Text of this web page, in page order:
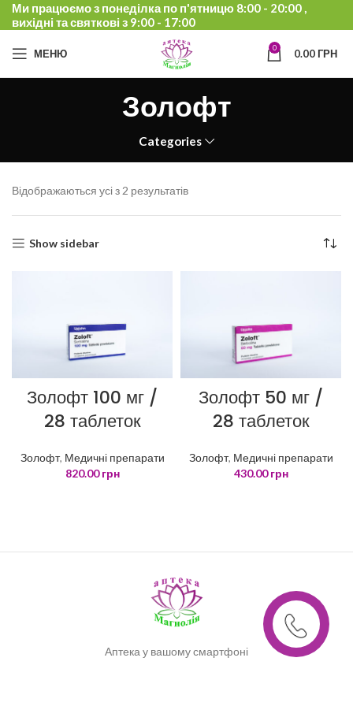
Ми працюємо з понеділка по п'ятницю 8:00 - 20:00 ,
вихідні та святкові з 9:00 - 17:00
МЕНЮ 0 0.00ГРН
Золофт
Categories
Відображаються усі з 2 результатів
Show sidebar
Золофт 100 мг /
28 таблеток
Золофт, Медичні препарати
820.00грн
Золофт 50 мг /
28 таблеток
Золофт, Медичні препарати
430.00грн
Аптека у вашому смартфоні